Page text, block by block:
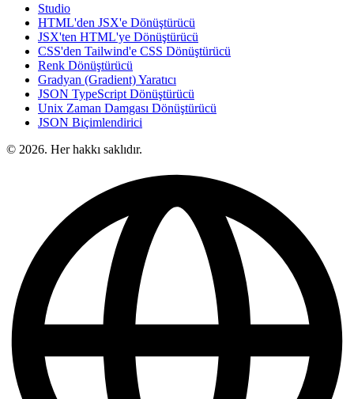
Studio
HTML'den JSX'e Dönüştürücü
JSX'ten HTML'ye Dönüştürücü
CSS'den Tailwind'e CSS Dönüştürücü
Renk Dönüştürücü
Gradyan (Gradient) Yaratıcı
JSON TypeScript Dönüştürücü
Unix Zaman Damgası Dönüştürücü
JSON Biçimlendirici
© 2026. Her hakkı saklıdır.